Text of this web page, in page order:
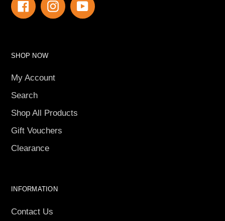
FacebookInstagramYouTube
SHOP NOW
My Account
Search
Shop All Products
Gift Vouchers
Clearance
INFORMATION
Contact Us